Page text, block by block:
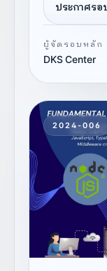
Handling) และ
ประกาศรอ
ผู้จัดรอบหลัก
DKS Center
2024-006